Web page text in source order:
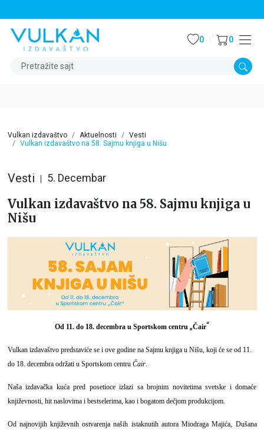
Pretražite sajt
0 0
Vulkan izdavaštvo Aktuelnosti
Vesti
Vulkan izdavaštvo na 58. Sajmu knjiga u Nišu
Vesti 5. Decembar
Vulkan izdavaštvo na 58. Sajmu knjiga u
Nišu
Od 11. do 18. decembra u Sportskom centru „Čair“
Vulkan izdavaštvo predstaviće se i ove godine na Sajmu knjiga u Nišu, koji će se od 11.
do 18. decembra održati u Sportskom centru Čair.
Naša izdavačka kuća pred posetioce izlazi sa brojnim novitetima svetske i domaće
književnosti, hit naslovima i bestselerima, kao i bogatom dečjom produkcijom.
Od najnovijih književnih ostvarenja naših istaknutih autora Miodraga Majića, Dušana